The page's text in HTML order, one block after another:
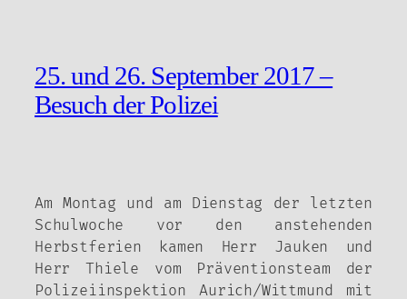
25. und 26. September 2017 –
Besuch der Polizei
Am Montag und am Dienstag der letzten
Schulwoche vor den anstehenden
Herbstferien kamen Herr Jauken und
Herr Thiele vom Präventionsteam der
Polizeiinspektion Aurich/Wittmund mit